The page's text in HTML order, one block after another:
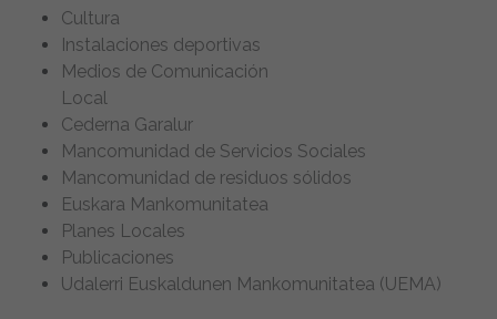
Cultura
Instalaciones deportivas
Medios de Comunicación
Local
Cederna Garalur
Mancomunidad de Servicios Sociales
Mancomunidad de residuos sólidos
Euskara Mankomunitatea
Planes Locales
Publicaciones
Udalerri Euskaldunen Mankomunitatea (UEMA)